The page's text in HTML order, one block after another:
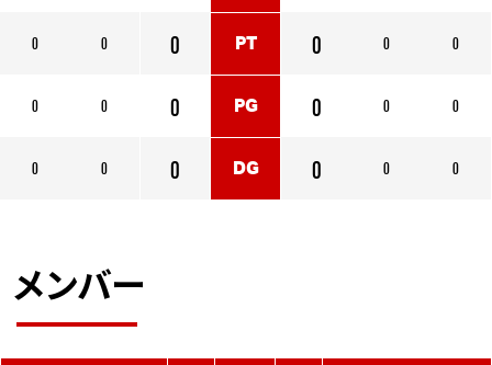
0 0
0 0
0 0
0
PT
0
0
PG
0
0
DG 0
0 0
0 0
0 0
メンバー